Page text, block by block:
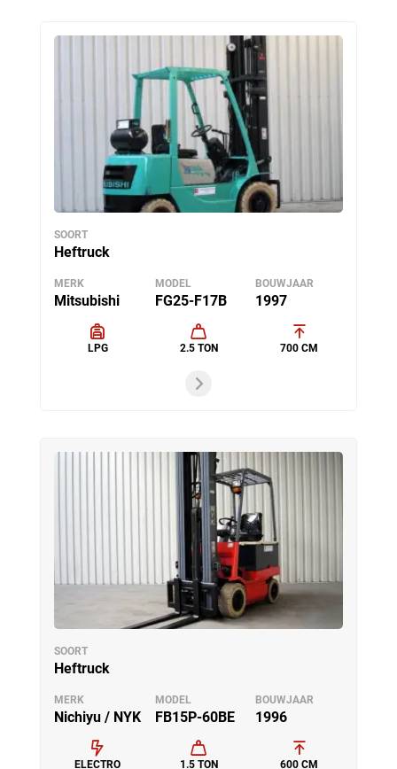
SOORT
Heftruck
MERK
Mitsubishi
MODEL
FG25-F17B
BOUWJAAR
1997
LPG 2.5 TON 700 CM
SOORT
Heftruck
MERK
Nichiyu / NYK
MODEL
FB15P-60BE
BOUWJAAR
1996
ELECTRO 1.5 TON 600 CM